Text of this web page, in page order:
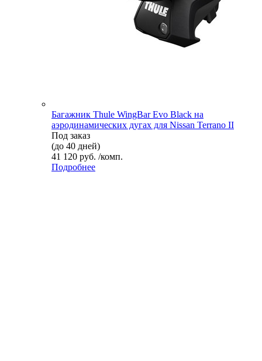
Багажник Thule WingBar Evo Black на
аэродинамических дугах для Nissan Terrano II
Под заказ
(до 40 дней)
41 120 руб. /комп.
Подробнее